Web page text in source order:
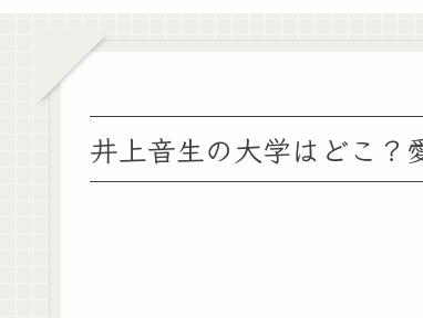
井上音生の大学はどこ？